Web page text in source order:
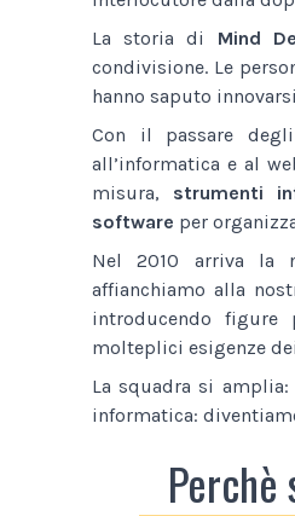
La storia di Mind
condivisione. Le
hanno saputo
Con il passare
all’informatica e al
misura, strumenti
software per
Nel 2010 arriva la
affianchiamo alla
introducendo
molteplici esigenze
La squadra si
informatica: